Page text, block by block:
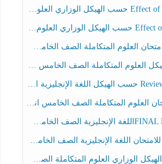
المتكاملة الصف الخامس عام الفصل الثالث
المتكاملة الصف الخامس انسبير الفصل الثالث
المتكاملة الصف الخامس انسبير الفصل الثالث
اللغة الإنجليزية الصف الخامس الفصل الثالث
العلوم المتكاملة الصف الخامس عام الفصل الثالث